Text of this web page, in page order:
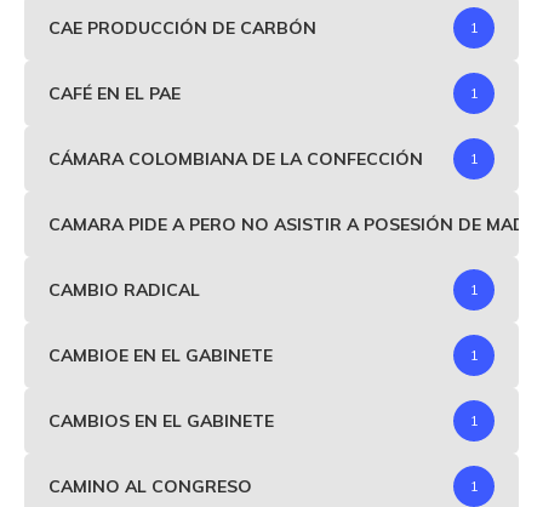
CAE PRODUCCIÓN DE CARBÓN 1
CAFÉ EN EL PAE 1
CÁMARA COLOMBIANA DE LA CONFECCIÓN 1
CAMARA PIDE A PERO NO ASISTIR A POSESIÓN DE
CAMBIO RADICAL 1
CAMBIOE EN EL GABINETE 1
CAMBIOS EN EL GABINETE 1
CAMINO AL CONGRESO 1